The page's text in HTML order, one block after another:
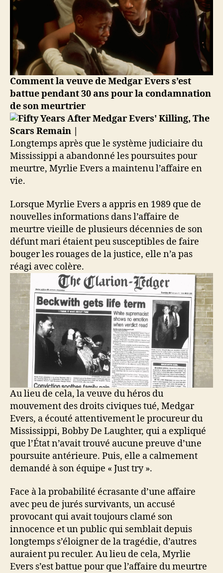
Comment la veuve de Medgar Evers s’est
battue pendant 30 ans pour la condamnation
de son meurtrier
Longtemps après que le système judiciaire du
Mississippi a abandonné les poursuites pour
meurtre, Myrlie Evers a maintenu l’affaire en
vie.
Lorsque Myrlie Evers a appris en 1989 que de
nouvelles informations dans l’affaire de
meurtre vieille de plusieurs décennies de son
défunt mari étaient peu susceptibles de faire
bouger les rouages de la justice, elle n’a pas
réagi avec colère.
Au lieu de cela, la veuve du héros du
mouvement des droits civiques tué, Medgar
Evers, a écouté attentivement le procureur du
Mississippi, Bobby De Laughter, qui a expliqué
que l’État n’avait trouvé aucune preuve d’une
poursuite antérieure. Puis, elle a calmement
demandé à son équipe « Just try ».
Face à la probabilité écrasante d’une affaire
avec peu de jurés survivants, un accusé
provocant qui avait toujours clamé son
innocence et un public qui semblait depuis
longtemps s’éloigner de la tragédie, d’autres
auraient pu reculer. Au lieu de cela, Myrlie
Evers s’est battue pour que l’affaire du meurtre